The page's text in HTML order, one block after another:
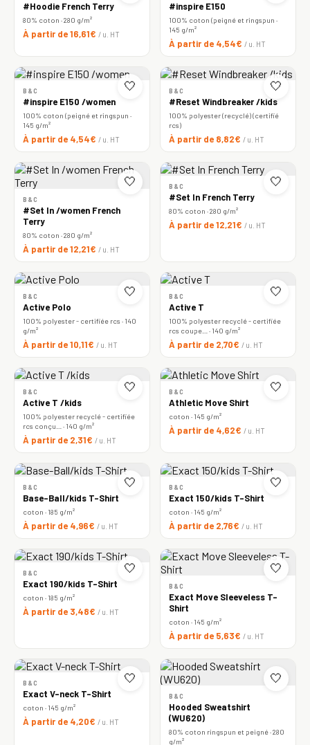
#Hoodie French Terry
80% coton · 280 g/m²
À partir de 16,61€ / u. HT
#inspire E150
100% coton (peigné et ringspun ·
145 g/m²
À partir de 4,54€ / u. HT
🤍
B&C
#inspire E150 /women
100% coton (peigné et ringspun ·
145 g/m²
À partir de 4,54€ / u. HT
🤍
B&C
#Reset Windbreaker /kids
100% polyester (recyclé) (certifié
rcs)
À partir de 8,82€ / u. HT
🤍
B&C
#Set In /women French
Terry
80% coton · 280 g/m²
À partir de 12,21€ / u. HT
🤍
B&C
#Set In French Terry
80% coton · 280 g/m²
À partir de 12,21€ / u. HT
🤍
B&C
Active Polo
100% polyester - certifiée rcs · 140
g/m²
À partir de 10,11€ / u. HT
🤍
B&C
Active T
100% polyester recyclé - certifiée
rcs coupe… · 140 g/m²
À partir de 2,70€ / u. HT
🤍
B&C
Active T /kids
100% polyester recyclé - certifiée
rcs conçu… · 140 g/m²
À partir de 2,31€ / u. HT
🤍
B&C
Athletic Move Shirt
coton · 145 g/m²
À partir de 4,62€ / u. HT
🤍
B&C
Base-Ball/kids T-Shirt
coton · 185 g/m²
À partir de 4,96€ / u. HT
🤍
B&C
Exact 150/kids T-Shirt
coton · 145 g/m²
À partir de 2,76€ / u. HT
🤍
B&C
Exact 190/kids T-Shirt
coton · 185 g/m²
À partir de 3,48€ / u. HT
🤍
B&C
Exact Move Sleeveless T-
Shirt
coton · 145 g/m²
À partir de 5,63€ / u. HT
🤍
B&C
Exact V-neck T-Shirt
coton · 145 g/m²
À partir de 4,20€ / u. HT
🤍
B&C
Hooded Sweatshirt
(WU620)
80% coton ringspun et peigné · 280
g/m²